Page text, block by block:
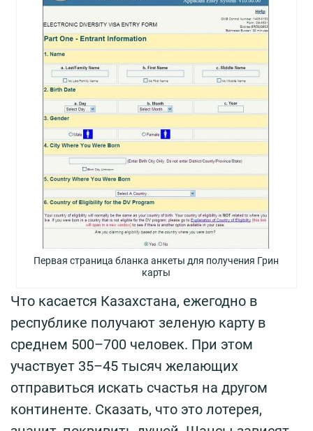
Первая страница бланка анкеты для получения Грин
карты
Что касается Казахстана, ежегодно в
республике получают зеленую карту в
среднем 500–700 человек. При этом
участвует 35–45 тысяч желающих
отправиться искать счастья на другом
континенте. Сказать, что это лотерея,